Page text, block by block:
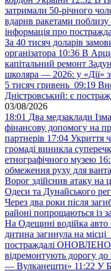
затримали 50-річного
вдарив ракетами
інформація про
За 40 тисяч доларів
організатора 10:36 В
капітальний ремонт
школяра — 2026: у «Дії»
5 тисяч гривень 09:19
Дністровський: є
03/08/2026
18:01 Два медзаклади
фінансову допомогу на
партнерів 17:04 Укриття
громаді виникла
етнографічного музею
обмеження руху для
Ворог здійснив атаку на
Одеси та Дунайського
Через два роки після
районі попрощаються із
На Одещині водійка авто
дитина загинула на місці
постраждалі ОНОВЛЕНО
відремонтують дорогу
— Вулканешти» 11:22 У